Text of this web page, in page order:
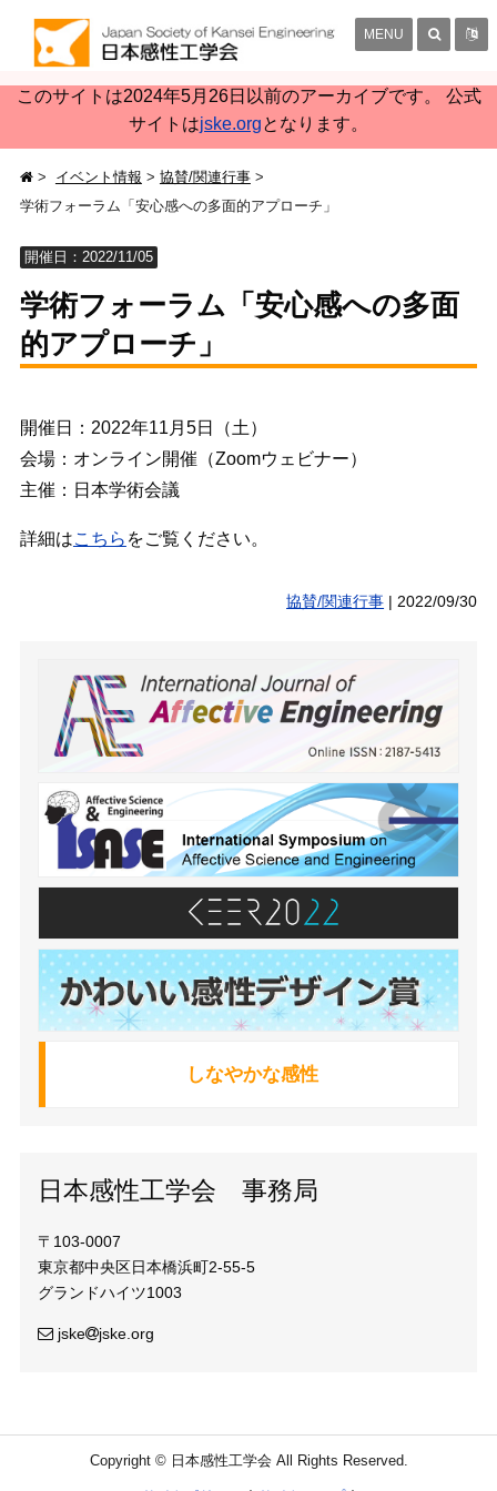
このサイトは2024年5月26日以前のアーカイブです。 公式
サイトはjske.orgとなります。
MENU
イベント情報
協賛/関連行事
学術フォーラム「安心感への多面的アプローチ」
開催日：2022/11/05
学術フォーラム「安心感への多面
的アプローチ」
開催日：2022年11月5日（土）
会場：オンライン開催（Zoomウェビナー）
主催：日本学術会議
詳細はこちら をご覧ください。
協賛/関連行事 |2022/09/30
しなやかな感性
日本感性工学会 事務局
〒103-0007
東京都中央区日本橋浜町2-55-5
グランドハイツ1003
jske jske.org
Copyright © 日本感性工学会 All Rights Reserved.